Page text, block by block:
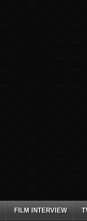
FILM INTERVIEW